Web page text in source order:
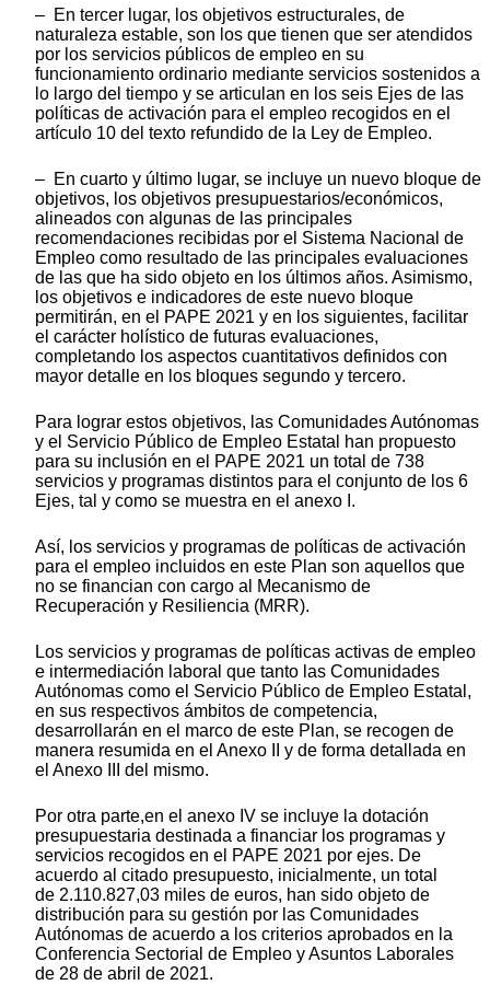
– En tercer lugar, los objetivos estructurales, de
naturaleza estable, son los que tienen que ser atendidos
por los servicios públicos de empleo en su
funcionamiento ordinario mediante servicios sostenidos a
lo largo del tiempo y se articulan en los seis Ejes de las
políticas de activación para el empleo recogidos en el
artículo 10 del texto refundido de la Ley de Empleo.
– En cuarto y último lugar, se incluye un nuevo bloque de
objetivos, los objetivos presupuestarios/económicos,
alineados con algunas de las principales
recomendaciones recibidas por el Sistema Nacional de
Empleo como resultado de las principales evaluaciones
de las que ha sido objeto en los últimos años. Asimismo,
los objetivos e indicadores de este nuevo bloque
permitirán, en el PAPE 2021 y en los siguientes, facilitar
el carácter holístico de futuras evaluaciones,
completando los aspectos cuantitativos definidos con
mayor detalle en los bloques segundo y tercero.
Para lograr estos objetivos, las Comunidades Autónomas
y el Servicio Público de Empleo Estatal han propuesto
para su inclusión en el PAPE 2021 un total de 738
servicios y programas distintos para el conjunto de los 6
Ejes, tal y como se muestra en el anexo I.
Así, los servicios y programas de políticas de activación
para el empleo incluidos en este Plan son aquellos que
no se financian con cargo al Mecanismo de
Recuperación y Resiliencia (MRR).
Los servicios y programas de políticas activas de empleo
e intermediación laboral que tanto las Comunidades
Autónomas como el Servicio Público de Empleo Estatal,
en sus respectivos ámbitos de competencia,
desarrollarán en el marco de este Plan, se recogen de
manera resumida en el Anexo II y de forma detallada en
el Anexo III del mismo.
Por otra parte,en el anexo IV se incluye la dotación
presupuestaria destinada a financiar los programas y
servicios recogidos en el PAPE 2021 por ejes. De
acuerdo al citado presupuesto, inicialmente, un total
de 2.110.827,03 miles de euros, han sido objeto de
distribución para su gestión por las Comunidades
Autónomas de acuerdo a los criterios aprobados en la
Conferencia Sectorial de Empleo y Asuntos Laborales
de 28 de abril de 2021.